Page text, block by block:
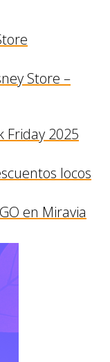
Store –
Friday 2025
locos
en Miravia